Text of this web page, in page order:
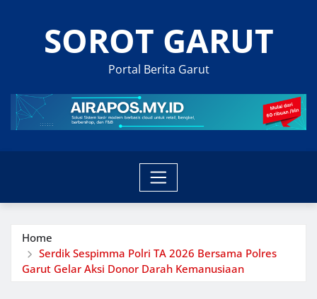
SOROT GARUT
Portal Berita Garut
Home
Serdik Sespimma Polri TA 2026 Bersama Polres
Garut Gelar Aksi Donor Darah Kemanusiaan